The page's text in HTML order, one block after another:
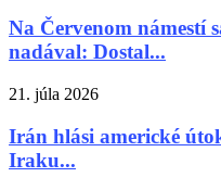
Na Červenom námestí
nadával: Dostal...
21. júla 2026
Irán hlási americké
Iraku...